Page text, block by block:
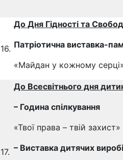
16.
До Дня Гідності та
Патріотична виставка-
«Майдан у кожному
17.
До Всесвітнього дня
– Година спілкування
«Твої права – твій захист»
– Виставка дитячих